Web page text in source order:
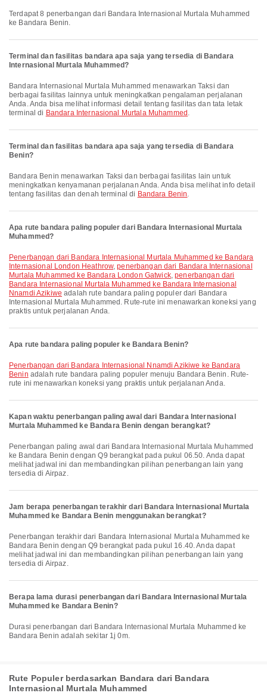
Terdapat 8 penerbangan dari Bandara Internasional Murtala Muhammed
ke Bandara Benin.
Terminal dan fasilitas bandara apa saja yang tersedia di Bandara
Internasional Murtala Muhammed?
Bandara Internasional Murtala Muhammed menawarkan Taksi dan
berbagai fasilitas lainnya untuk meningkatkan pengalaman perjalanan
Anda. Anda bisa melihat informasi detail tentang fasilitas dan tata letak
terminal di Bandara Internasional Murtala Muhammed .
Terminal dan fasilitas bandara apa saja yang tersedia di Bandara
Benin?
Bandara Benin menawarkan Taksi dan berbagai fasilitas lain untuk
meningkatkan kenyamanan perjalanan Anda. Anda bisa melihat info detail
tentang fasilitas dan denah terminal di Bandara Benin.
Apa rute bandara paling populer dari Bandara Internasional Murtala
Muhammed?
penerbangan dari Bandara Internasional Murtala Muhammed ke Bandara
Internasional London Heathrow,penerbangan dari Bandara Internasional
Murtala Muhammed ke Bandara London Gatwick,penerbangan dari
Bandara Internasional Murtala Muhammed ke Bandara Internasional
Nnamdi Azikiwe adalah rute bandara paling populer dari Bandara
Internasional Murtala Muhammed. Rute-rute ini menawarkan koneksi yang
praktis untuk perjalanan Anda.
Apa rute bandara paling populer ke Bandara Benin?
penerbangan dari Bandara Internasional Nnamdi Azikiwe ke Bandara
Benin adalah rute bandara paling populer menuju Bandara Benin. Rute-
rute ini menawarkan koneksi yang praktis untuk perjalanan Anda.
Kapan waktu penerbangan paling awal dari Bandara Internasional
Murtala Muhammed ke Bandara Benin dengan berangkat?
Penerbangan paling awal dari Bandara Internasional Murtala Muhammed
ke Bandara Benin dengan Q9 berangkat pada pukul 06.50. Anda dapat
melihat jadwal ini dan membandingkan pilihan penerbangan lain yang
tersedia di Airpaz.
Jam berapa penerbangan terakhir dari Bandara Internasional Murtala
Muhammed ke Bandara Benin menggunakan berangkat?
Penerbangan terakhir dari Bandara Internasional Murtala Muhammed ke
Bandara Benin dengan Q9 berangkat pada pukul 16.40. Anda dapat
melihat jadwal ini dan membandingkan pilihan penerbangan lain yang
tersedia di Airpaz.
Berapa lama durasi penerbangan dari Bandara Internasional Murtala
Muhammed ke Bandara Benin?
Durasi penerbangan dari Bandara Internasional Murtala Muhammed ke
Bandara Benin adalah sekitar 1j 0m.
Rute Populer berdasarkan Bandara dari Bandara
Internasional Murtala Muhammed